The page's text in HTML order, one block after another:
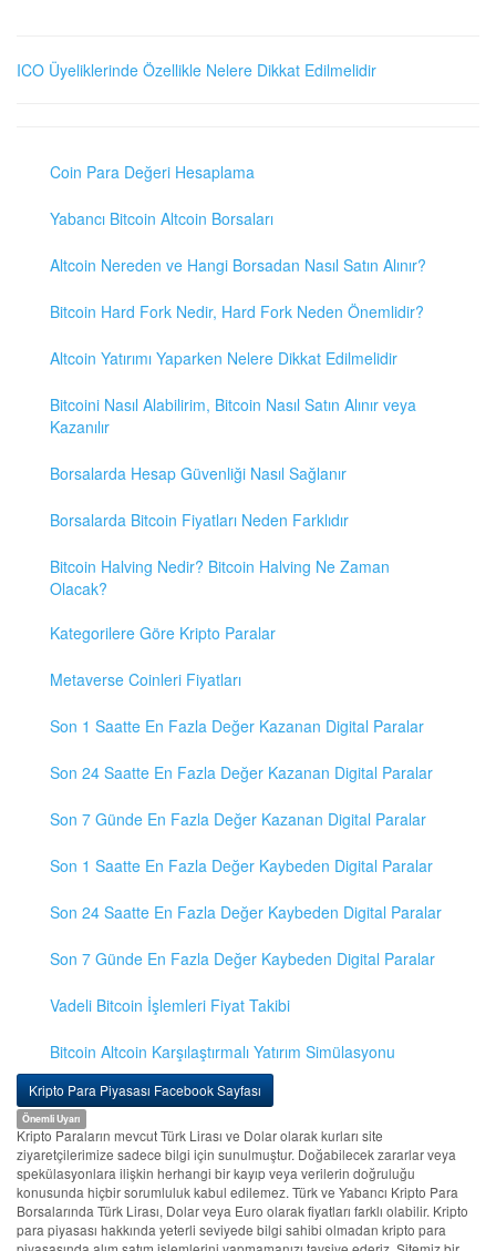
ICO Üyeliklerinde Özellikle Nelere Dikkat Edilmelidir
Coin Para Değeri Hesaplama
Yabancı Bitcoin Altcoin Borsaları
Altcoin Nereden ve Hangi Borsadan Nasıl Satın Alınır?
Bitcoin Hard Fork Nedir, Hard Fork Neden Önemlidir?
Altcoin Yatırımı Yaparken Nelere Dikkat Edilmelidir
Bitcoini Nasıl Alabilirim, Bitcoin Nasıl Satın Alınır veya
Kazanılır
Borsalarda Hesap Güvenliği Nasıl Sağlanır
Borsalarda Bitcoin Fiyatları Neden Farklıdır
Bitcoin Halving Nedir? Bitcoin Halving Ne Zaman
Olacak?
Kategorilere Göre Kripto Paralar
Metaverse Coinleri Fiyatları
Son 1 Saatte En Fazla Değer Kazanan Digital Paralar
Son 24 Saatte En Fazla Değer Kazanan Digital Paralar
Son 7 Günde En Fazla Değer Kazanan Digital Paralar
Son 1 Saatte En Fazla Değer Kaybeden Digital Paralar
Son 24 Saatte En Fazla Değer Kaybeden Digital Paralar
Son 7 Günde En Fazla Değer Kaybeden Digital Paralar
Vadeli Bitcoin İşlemleri Fiyat Takibi
Bitcoin Altcoin Karşılaştırmalı Yatırım Simülasyonu
Kripto Para Piyasası Facebook Sayfası
Önemli Uyarı
Kripto Paraların mevcut Türk Lirası ve Dolar olarak kurları site
ziyaretçilerimize sadece bilgi için sunulmuştur. Doğabilecek zararlar veya
spekülasyonlara ilişkin herhangi bir kayıp veya verilerin doğruluğu
konusunda hiçbir sorumluluk kabul edilemez. Türk ve Yabancı Kripto Para
Borsalarında Türk Lirası, Dolar veya Euro olarak fiyatları farklı olabilir. Kripto
para piyasası hakkında yeterli seviyede bilgi sahibi olmadan kripto para